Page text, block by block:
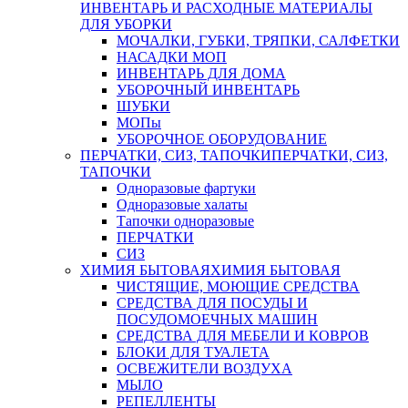
ИНВЕНТАРЬ И РАСХОДНЫЕ МАТЕРИАЛЫ
ДЛЯ УБОРКИ
МОЧАЛКИ, ГУБКИ, ТРЯПКИ, САЛФЕТКИ
НАСАДКИ МОП
ИНВЕНТАРЬ ДЛЯ ДОМА
УБОРОЧНЫЙ ИНВЕНТАРЬ
ШУБКИ
МОПы
УБОРОЧНОЕ ОБОРУДОВАНИЕ
ПЕРЧАТКИ, СИЗ, ТАПОЧКИПЕРЧАТКИ, СИЗ,
ТАПОЧКИ
Одноразовые фартуки
Одноразовые халаты
Тапочки одноразовые
ПЕРЧАТКИ
СИЗ
ХИМИЯ БЫТОВАЯХИМИЯ БЫТОВАЯ
ЧИСТЯЩИЕ, МОЮЩИЕ СРЕДСТВА
СРЕДСТВА ДЛЯ ПОСУДЫ И
ПОСУДОМОЕЧНЫХ МАШИН
СРЕДСТВА ДЛЯ МЕБЕЛИ И КОВРОВ
БЛОКИ ДЛЯ ТУАЛЕТА
ОСВЕЖИТЕЛИ ВОЗДУХА
МЫЛО
РЕПЕЛЛЕНТЫ